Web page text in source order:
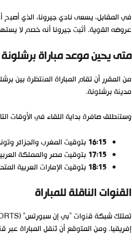
في المقابل، يسعى نادي جيرونا، الذي أصبح
عروضه القوية. أثبت جيرونا أنه خصم لا
متى يحين موعد مباراة
من المقرر أن تقام المباراة المنتظرة بين
مدينة برشلونة.
وستنطلق صافرة بداية اللقاء في الأوقات
16:15 بتوقيت المغرب والجزائر
17:15 بتوقيت مصر والمملكة
18:15 بتوقيت الإمارات العربية
القنوات الناقلة للمباراة
إفريقيا. ومن المتوقع أن تُنقل المباراة عبر